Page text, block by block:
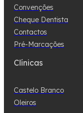
Convenções
Cheque Dentista
Contactos
Pré-Marcações
Clínicas
Castelo Branco
Oleiros